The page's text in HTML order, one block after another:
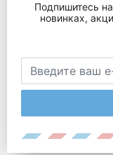
Подпишитесь
новинках,